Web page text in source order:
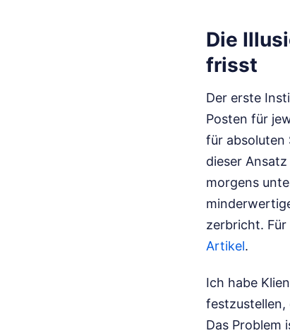
Die
frisst
Der erste
Posten für
für absoluten
dieser
morgens
zerbricht.
Artikel.
Ich habe
festzustellen,
Das Problem